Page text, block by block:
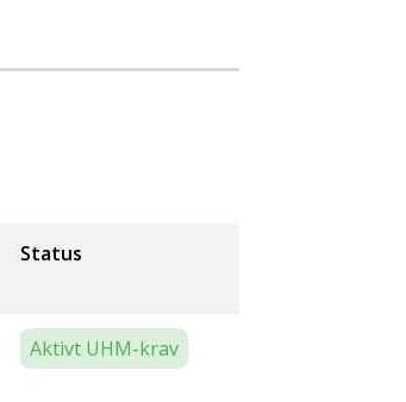
Status
Aktivt UHM-krav